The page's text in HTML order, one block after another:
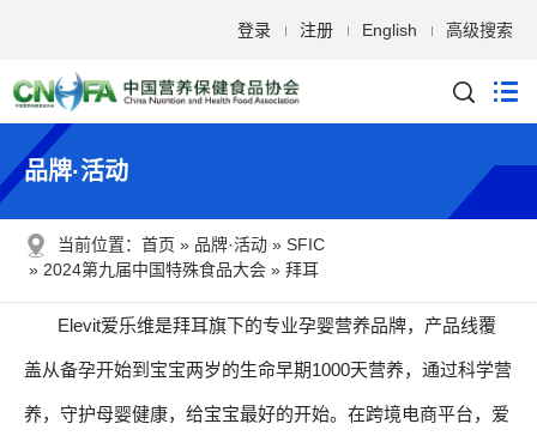
登录 注册 English 高级搜索
品牌·活动
当前位置： 首页 品牌·活动
SFIC
2024第九届中国特殊食品大会
拜耳
Elevit爱乐维是拜耳旗下的专业孕婴营养品牌，产品线覆
盖从备孕开始到宝宝两岁的生命早期1000天营养，通过科学营
养，守护母婴健康，给宝宝最好的开始。在跨境电商平台，爱